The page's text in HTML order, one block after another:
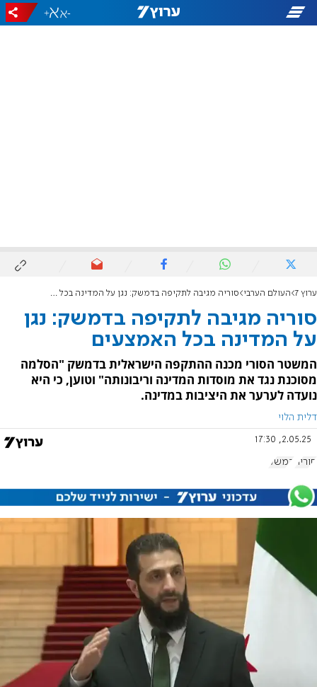
-
+
ערוץ 7 העולם הערבי סוריה מגיבה לתקיפה בדמשק: נגן על המדינה בכל האמצעים
סוריה מגיבה לתקיפה בדמשק: נגן
על המדינה בכל האמצעים
המשטר הסורי מכנה ההתקפה הישראלית בדמשק "הסלמה
מסוכנת נגד את מוסדות המדינה וריבונותה" וטוען, כי היא
נועדה לערער את היציבות במדינה.
דלית הלוי
2.05.25, 17:30
סוריה דמשק